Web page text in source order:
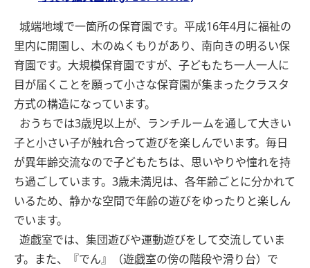
城端地域で一箇所の保育園です。平成16年4月に福祉の
里内に開園し、木のぬくもりがあり、南向きの明るい保
育園です。大規模保育園ですが、子どもたち一人一人に
目が届くことを願って小さな保育園が集まったクラスタ
方式の構造になっています。
おうちでは3歳児以上が、ランチルームを通して大きい
子と小さい子が触れ合って遊びを楽しんでいます。毎日
が異年齢交流なので子どもたちは、思いやりや憧れを持
ち過ごしています。3歳未満児は、各年齢ごとに分かれて
いるため、静かな空間で年齢の遊びをゆったりと楽しん
でいます。
遊戯室では、集団遊びや運動遊びをして交流していま
す。また、『でん』（遊戯室の傍の階段や滑り台）で